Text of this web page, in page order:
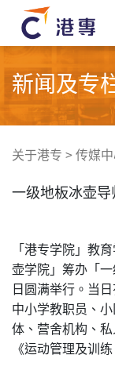
新闻及专
关于港专 >传媒
一级地板冰壶
「港专学院」教
壶学院」筹办「
日圆满举行。当
中小学教职员、
体、营舍机构、
《运动管理及训